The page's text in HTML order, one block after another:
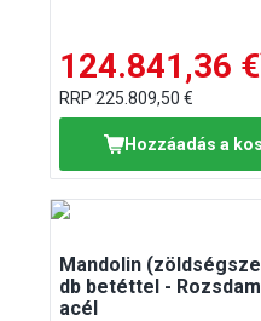
124.841,36 €
RRP 225.809,50 €
Hozzáadás a
Mandolin
db betéttel -
acél